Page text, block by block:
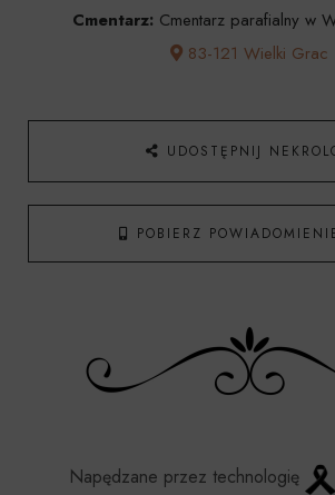
Cmentarz: Cmentarz parafialny w
83-121 Wielki Grac
UDOSTĘPNIJ
POBIERZ
Napędzane przez technologię